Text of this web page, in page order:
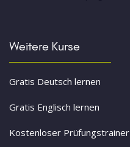
Weitere Kurse
Gratis Deutsch lernen
Gratis Englisch lernen
Kostenloser Prüfungstrainer